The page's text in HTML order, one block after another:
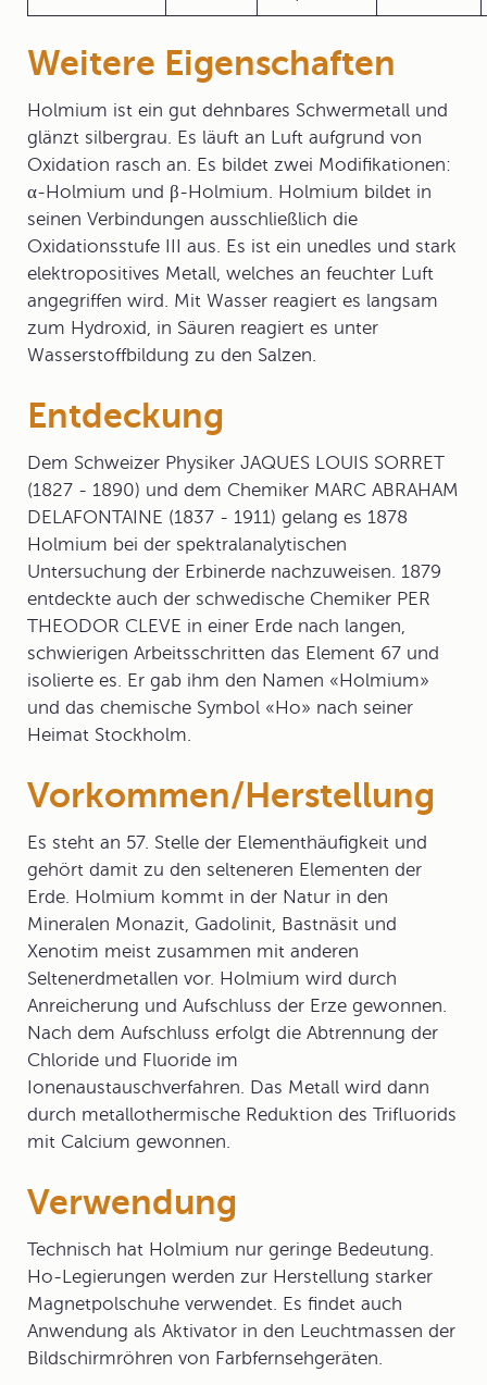
Weitere Eigenschaften
Holmium ist ein gut dehnbares Schwermetall und
glänzt silbergrau. Es läuft an Luft aufgrund von
Oxidation rasch an. Es bildet zwei Modifikationen:
α-Holmium und β-Holmium. Holmium bildet in
seinen Verbindungen ausschließlich die
Oxidationsstufe III aus. Es ist ein unedles und stark
elektropositives Metall, welches an feuchter Luft
angegriffen wird. Mit Wasser reagiert es langsam
zum Hydroxid, in Säuren reagiert es unter
Wasserstoffbildung zu den Salzen.
Entdeckung
Dem Schweizer Physiker JAQUES LOUIS SORRET
(1827 - 1890) und dem Chemiker MARC ABRAHAM
DELAFONTAINE (1837 - 1911) gelang es 1878
Holmium bei der spektralanalytischen
Untersuchung der Erbinerde nachzuweisen. 1879
entdeckte auch der schwedische Chemiker PER
THEODOR CLEVE in einer Erde nach langen,
schwierigen Arbeitsschritten das Element 67 und
isolierte es. Er gab ihm den Namen «Holmium»
und das chemische Symbol «Ho» nach seiner
Heimat Stockholm.
Vorkommen/Herstellung
Es steht an 57. Stelle der Elementhäufigkeit und
gehört damit zu den selteneren Elementen der
Erde. Holmium kommt in der Natur in den
Mineralen Monazit, Gadolinit, Bastnäsit und
Xenotim meist zusammen mit anderen
Seltenerdmetallen vor. Holmium wird durch
Anreicherung und Aufschluss der Erze gewonnen.
Nach dem Aufschluss erfolgt die Abtrennung der
Chloride und Fluoride im
Ionenaustauschverfahren. Das Metall wird dann
durch metallothermische Reduktion des Trifluorids
mit Calcium gewonnen.
Verwendung
Technisch hat Holmium nur geringe Bedeutung.
Ho-Legierungen werden zur Herstellung starker
Magnetpolschuhe verwendet. Es findet auch
Anwendung als Aktivator in den Leuchtmassen der
Bildschirmröhren von Farbfernsehgeräten.